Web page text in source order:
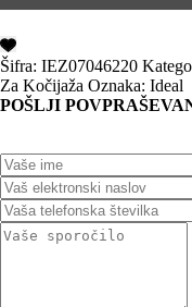
Šifra: IEZ07046220
Za Kočijaža Oznaka: Ideal
POŠLJI